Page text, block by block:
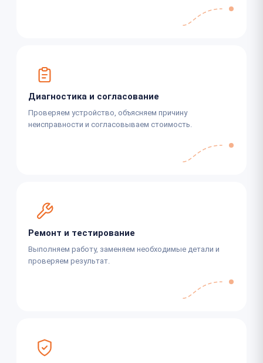
Диагностика и согласование
Проверяем устройство, объясняем причину
неисправности и согласовываем стоимость.
Ремонт и тестирование
Выполняем работу, заменяем необходимые детали и
проверяем результат.